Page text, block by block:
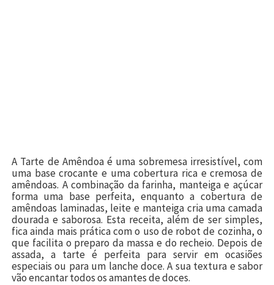
A Tarte de Amêndoa é uma sobremesa irresistível, com
uma base crocante e uma cobertura rica e cremosa de
amêndoas. A combinação da farinha, manteiga e açúcar
forma uma base perfeita, enquanto a cobertura de
amêndoas laminadas, leite e manteiga cria uma camada
dourada e saborosa. Esta receita, além de ser simples,
fica ainda mais prática com o uso de robot de cozinha, o
que facilita o preparo da massa e do recheio. Depois de
assada, a tarte é perfeita para servir em ocasiões
especiais ou para um lanche doce. A sua textura e sabor
vão encantar todos os amantes de doces.